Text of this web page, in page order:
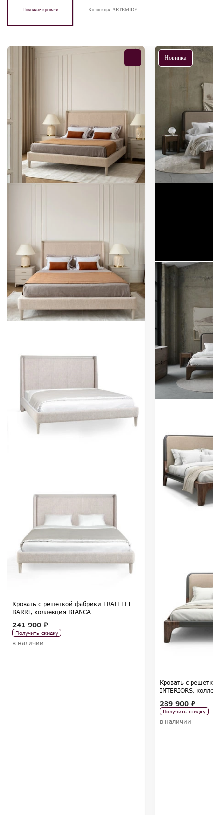
Похожие кровати Коллекция ARTEMIDE
Кровать с решеткой фабрики FRATELLI
BARRI, коллекция BIANCA
241 900 ₽
Получить скидку
в наличии
Новинка
Кровать с
INTERIORS,
289 900 ₽
Получить скидку
в наличии